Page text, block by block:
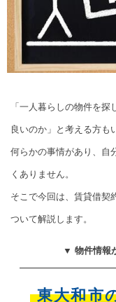
「一人暮らしの物件を
良いのか」と考える方も
何らかの事情があり、自
くありません。
そこで今回は、賃貸借契
ついて解説します。
▼ 物件情報
東大和市